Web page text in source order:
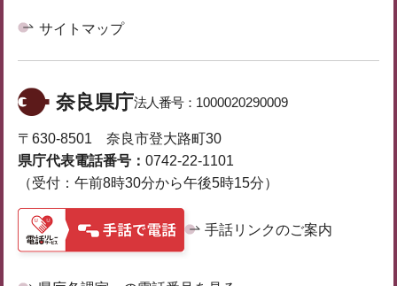
サイトマップ
奈良県庁法人番号： 1000020290009
〒630-8501 奈良市登大路町30
県庁代表電話番号： 0742-22-1101
（受付：午前8時30分から午後5時15分）
手話リンクのご案内